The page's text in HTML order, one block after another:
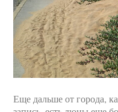
Еще дальше от города,